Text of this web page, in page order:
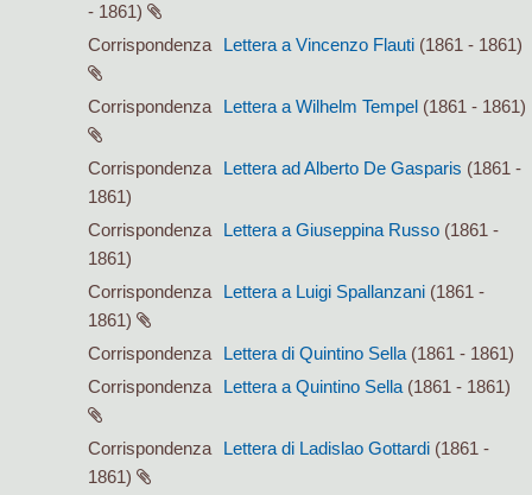
- 1861)
Corrispondenza
Lettera a Vincenzo Flauti (1861 - 1861)
Corrispondenza Lettera a Wilhelm Tempel (1861 - 1861)
Corrispondenza Lettera ad Alberto De Gasparis (1861 -
1861)
Corrispondenza
Lettera a Giuseppina Russo (1861 -
1861)
Corrispondenza
Lettera a Luigi Spallanzani (1861 -
1861)
Corrispondenza
Lettera di Quintino Sella (1861 - 1861)
Corrispondenza
Lettera a Quintino Sella (1861 - 1861)
Corrispondenza Lettera di Ladislao Gottardi (1861 -
1861)